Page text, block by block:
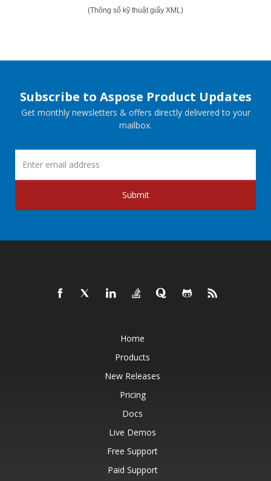
(Thông số kỹ thuật giấy XML)
Subscribe to Aspose Product Updates
Get monthly newsletters & offers directly delivered to your
mailbox.
Submit
Home
Products
New Releases
Pricing
Docs
Live Demos
Free Support
Paid Support